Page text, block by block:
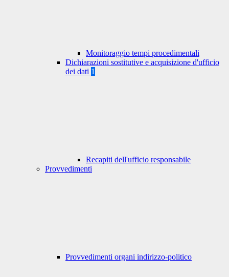
Monitoraggio tempi procedimentali
Dichiarazioni sostitutive e acquisizione d'ufficio
dei dati 1
Recapiti dell'ufficio responsabile
Provvedimenti
Provvedimenti organi indirizzo-politico